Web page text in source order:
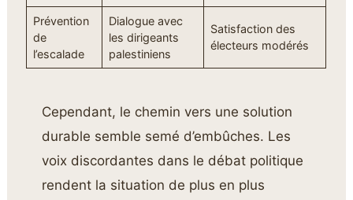
Prévention
de
l’escalade
Dialogue avec
les dirigeants
palestiniens
Satisfaction des
électeurs modérés
Cependant, le chemin vers une solution
durable semble semé d’embûches. Les
voix discordantes dans le débat politique
rendent la situation de plus en plus